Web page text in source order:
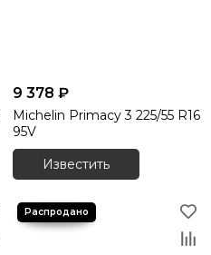
9 378 ₽
Michelin Primacy 3 225/55 R16
95V
Известить